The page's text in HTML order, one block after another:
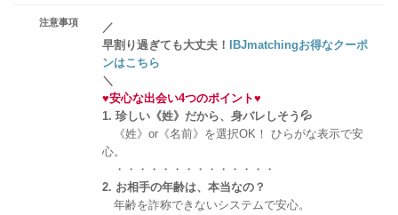
注意事項
／
早割り過ぎても大丈夫！ IBJmatchingお得なクーポ
ンはこちら
＼
♥安心な出会い4つのポイント♥
1. 珍しい《姓》だから、身バレしそう💦
《姓》or《名前》を選択OK！ ひらがな表示で安
心。
・・・・・・・・・・・・・・
2. お相手の年齢は、本当なの？
年齢を詐称できないシステムで安心。